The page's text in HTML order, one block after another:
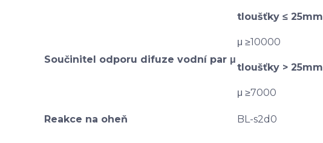
Součinitel odporu difuze vodní par μ
tloušťky ≤ 25mm
μ ≥10000
tloušťky > 25mm
μ ≥7000
Reakce na oheň BL-s2d0